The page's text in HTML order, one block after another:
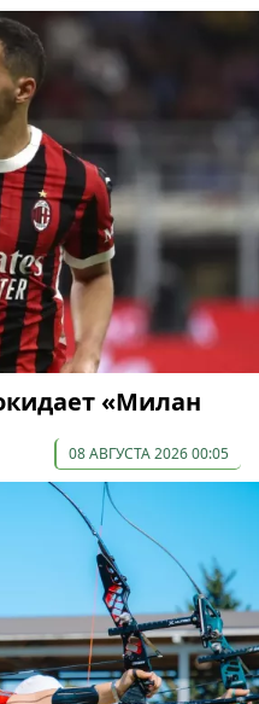
«Милан
08 АВГУСТА 2026 00:05